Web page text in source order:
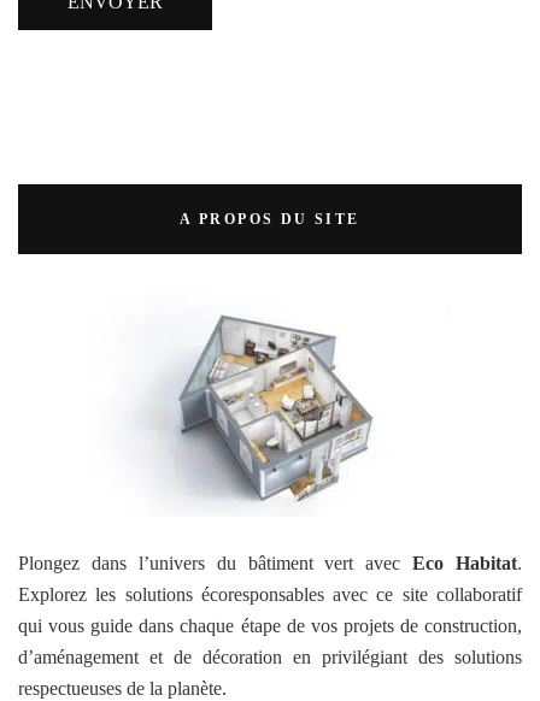
A PROPOS DU SITE
Plongez dans l’univers du bâtiment vert avecEco Habitat.
Explorez les solutions écoresponsables avec ce site collaboratif
qui vous guide dans chaque étape de vos projets de construction,
d’aménagement et de décoration en privilégiant des solutions
respectueuses de la planète.